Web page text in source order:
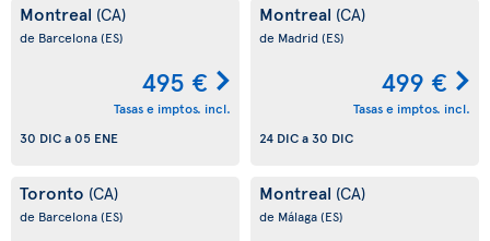
Montreal (CA)
de Barcelona(ES)
495 €
Tasas e imptos. incl.
30 DICa05 ENE
Montreal (CA)
de Madrid(ES)
499 €
Tasas e imptos. incl.
24 DICa 30 DIC
Toronto (CA)
de Barcelona(ES)
Montreal (CA)
de Málaga(ES)